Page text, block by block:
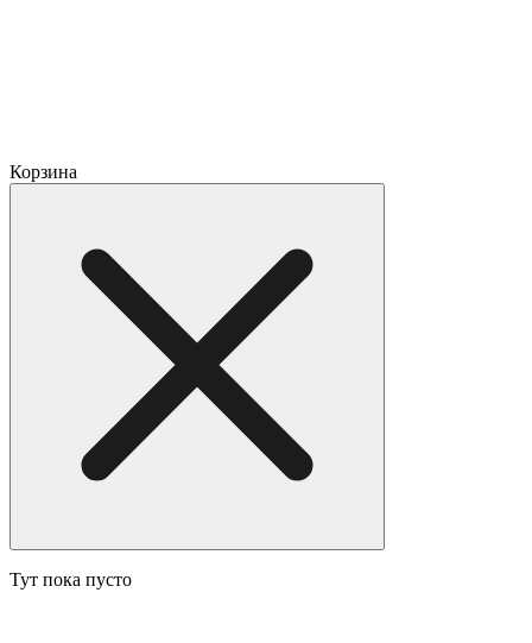
Корзина
Тут пока пусто